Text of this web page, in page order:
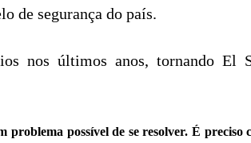
de segurança do país.
nos últimos anos, tornando El
problema possível de se resolver. É